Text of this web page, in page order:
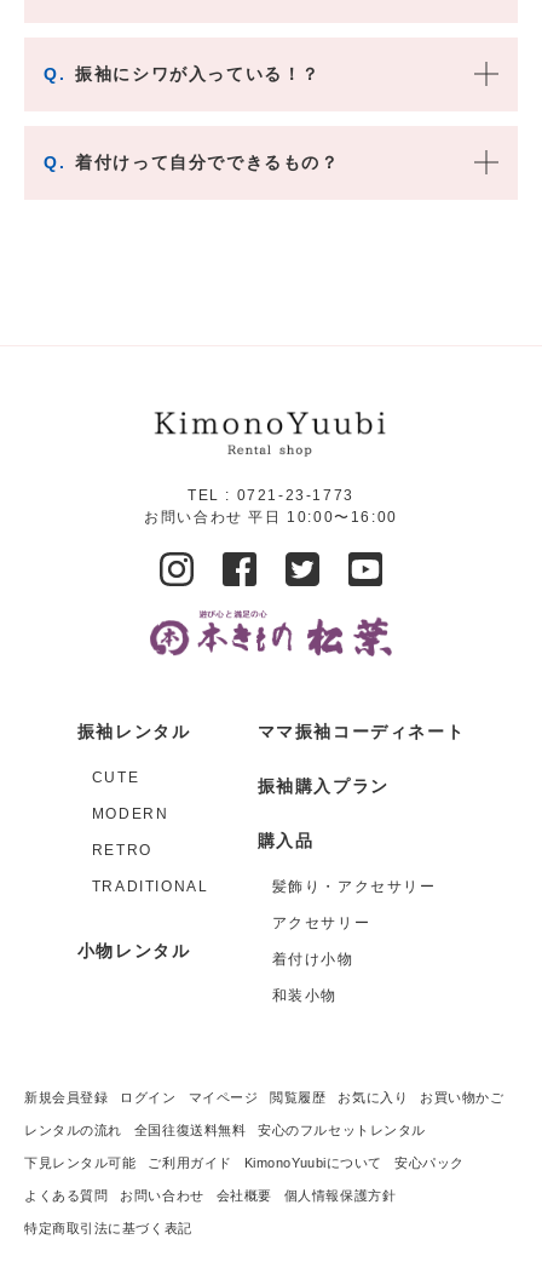
Q. 振袖にシワが入っている！？
Q. 着付けって自分でできるもの？
TEL : 0721-23-1773
お問い合わせ 平日 10:00〜16:00
振袖レンタル
CUTE
MODERN
RETRO
TRADITIONAL
小物レンタル
ママ振袖コーディネート
振袖購入プラン
購入品
髪飾り・アクセサリー
アクセサリー
着付け小物
和装小物
新規会員登録 ログイン マイページ 閲覧履歴 お気に入り お買い物かご
レンタルの流れ 全国往復送料無料 安心のフルセットレンタル
下見レンタル可能 ご利用ガイド KimonoYuubiについて 安心パック
よくある質問 お問い合わせ 会社概要 個人情報保護方針
特定商取引法に基づく表記